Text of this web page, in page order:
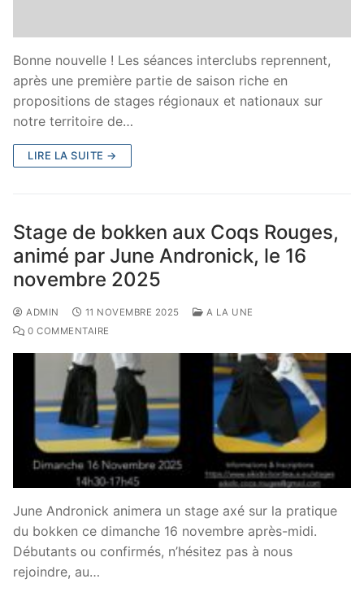
Bonne nouvelle ! Les séances interclubs reprennent,
après une première partie de saison riche en
propositions de stages régionaux et nationaux sur
notre territoire de…
LIRE LA SUITE →
Stage de bokken aux Coqs Rouges,
animé par June Andronick, le 16
novembre 2025
ADMIN 11 NOVEMBRE 2025
A LA UNE
0 COMMENTAIRE
June Andronick animera un stage axé sur la pratique
du bokken ce dimanche 16 novembre après-midi.
Débutants ou confirmés, n’hésitez pas à nous
rejoindre, au…